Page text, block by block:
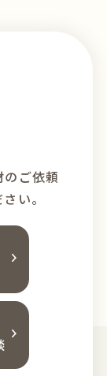
のご依頼
い。